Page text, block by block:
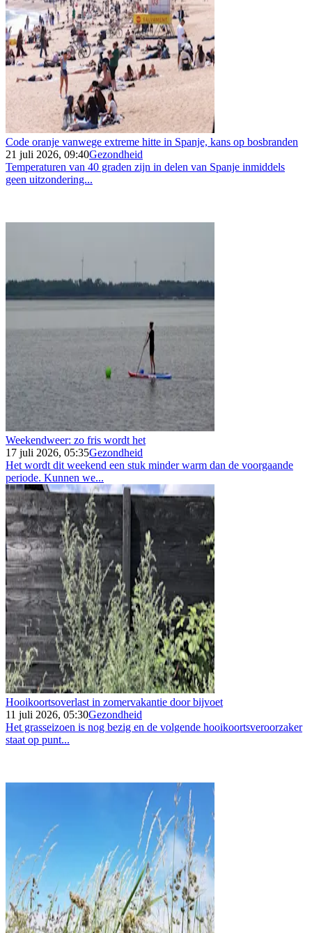
Code oranje vanwege extreme hitte in Spanje, kans op bosbranden
21 juli 2026, 09:40Gezondheid
Temperaturen van 40 graden zijn in delen van Spanje inmiddels
geen uitzondering...
Weekendweer: zo fris wordt het
17 juli 2026, 05:35Gezondheid
Het wordt dit weekend een stuk minder warm dan de voorgaande
periode. Kunnen we...
Hooikoortsoverlast in zomervakantie door bijvoet
11 juli 2026, 05:30Gezondheid
Het grasseizoen is nog bezig en de volgende hooikoortsveroorzaker
staat op punt...